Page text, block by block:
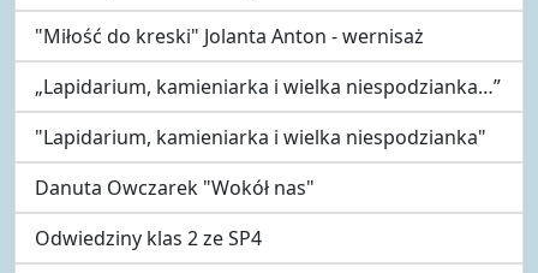
"Miłość do kreski" Jolanta Anton - wernisaż
„Lapidarium, kamieniarka i wielka niespodzianka…”
"Lapidarium, kamieniarka i wielka niespodzianka"
Danuta Owczarek "Wokół nas"
Odwiedziny klas 2 ze SP4